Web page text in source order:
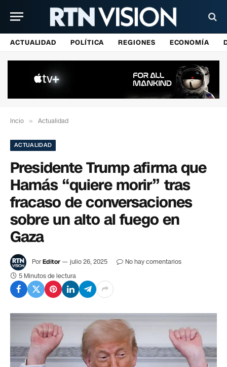
ACTUALIDAD POLÍTICA REGIONES ECONOMÍA
Incio » Actualidad
ACTUALIDAD
Presidente Trump afirma que
Hamás “quiere morir” tras
fracaso de conversaciones
sobre un alto al fuego en
Gaza
PorEditor julio 26, 2025
No hay comentarios
5 Minutos de lectura